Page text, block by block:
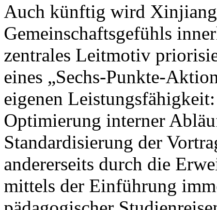
Auch künftig wird Xinjiang
Gemeinschaftsgefühls
zentrales Leitmotiv
eines „Sechs-Punkte-
eigenen
Optimierung interner
Standardisierung der
andererseits durch die
mittels der Einführung